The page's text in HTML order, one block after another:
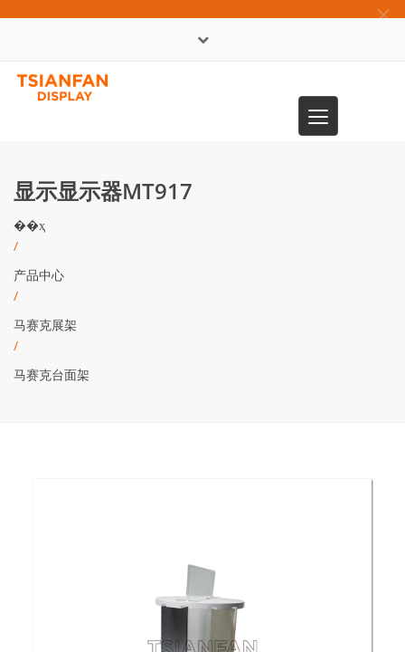
×
Toggle
navigation
显示显示器MT917
��ҳ
/
产品中心
/
马赛克展架
/
马赛克台面架